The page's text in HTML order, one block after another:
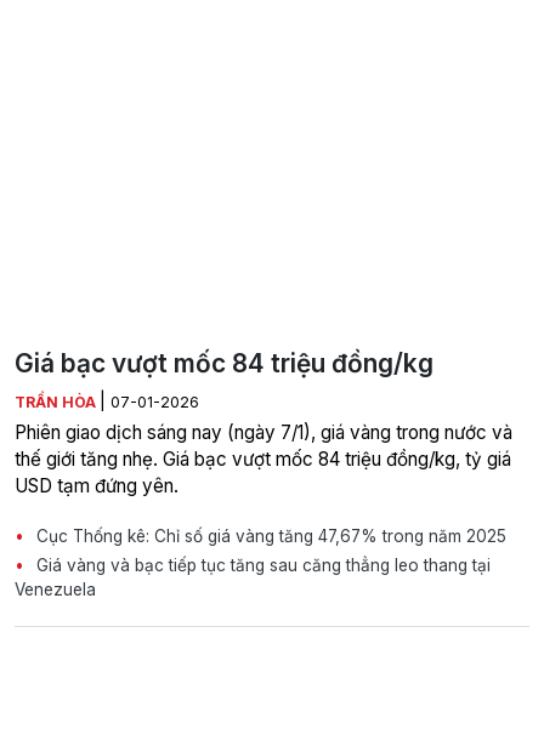
Giá bạc vượt mốc 84 triệu đồng/kg
TRẦN HÒA 07-01-2026
Phiên giao dịch sáng nay (ngày 7/1), giá vàng trong nước và
thế giới tăng nhẹ. Giá bạc vượt mốc 84 triệu đồng/kg, tỷ giá
USD tạm đứng yên.
Cục Thống kê: Chỉ số giá vàng tăng 47,67% trong năm 2025
Giá vàng và bạc tiếp tục tăng sau căng thẳng leo thang tại
Venezuela